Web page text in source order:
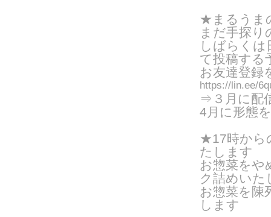
★まるうま
まだ手探り
しばらくは
て投稿する
お友達登録
https://lin.ee/
⇒３月に配
4月に形態
★17時から
たします
お惣菜をや
ク詰めいた
お惣菜を陳
します